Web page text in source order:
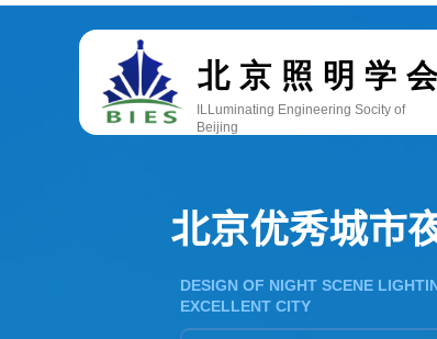
DESIGN OF NIGHT SCENE
EXCELLENT CITY
ILLuminating Engineering Socity of
Beijing
双击此处添加文字
北京优秀城市
北京照明学